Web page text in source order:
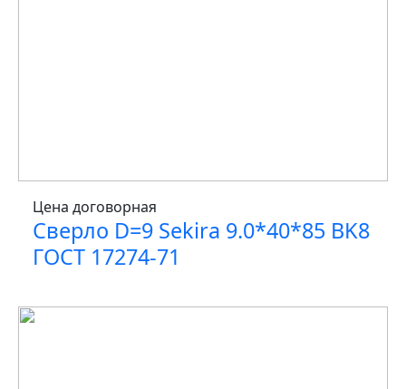
Цена договорная
Сверло D=9 Sekira 9.0*40*85 BK8
ГОСТ 17274-71